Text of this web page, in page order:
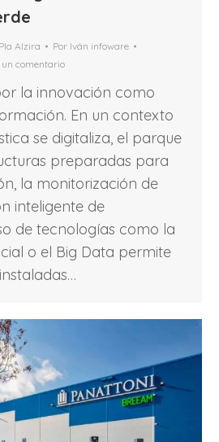
Alzira Por Iván infoware
un comentario
la innovación como
En un contexto
se digitaliza, el parque
preparadas para
la monitorización de
inteligente de
de tecnologías como la
o el Big Data permite